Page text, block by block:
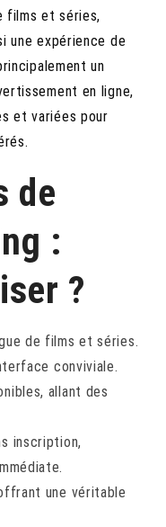
films et séries,
une expérience de
un
en ligne,
et variées pour
de
:
?
de films et séries.
conviviale.
allant des
inscription,
une véritable